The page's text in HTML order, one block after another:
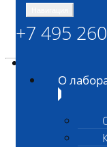
+7 495
О